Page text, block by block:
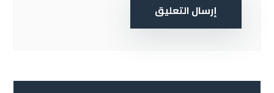
إرسال التعليق